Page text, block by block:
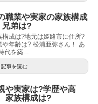
職業や実家の家族構成
兄弟は?
成は?地元は姫路市に住所?
や年齢は? 松浦亜弥さん！ あ
代を築...
記事を読む
や実家は?学歴や高
家族構成は?